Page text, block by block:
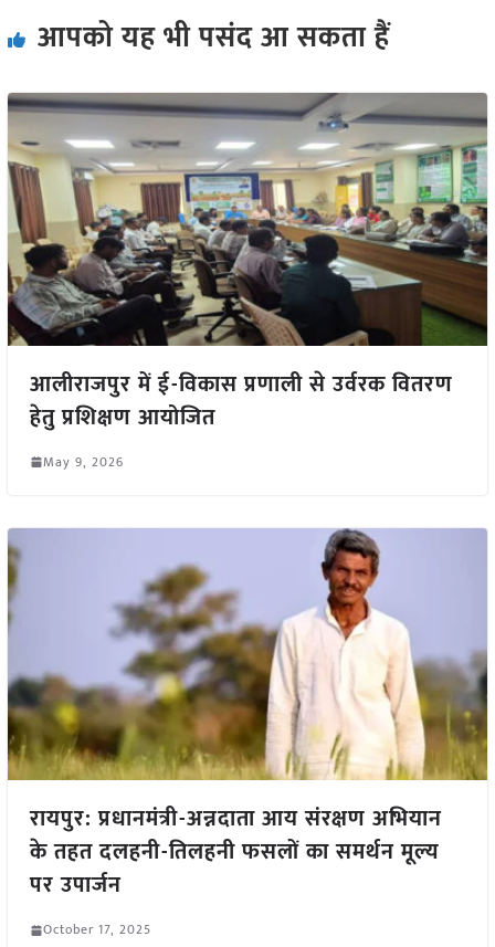
आपको यह भी पसंद आ सकता हैं
आलीराजपुर में ई-विकास प्रणाली से उर्वरक वितरण
हेतु प्रशिक्षण आयोजित
May 9, 2026
रायपुर: प्रधानमंत्री-अन्नदाता आय संरक्षण अभियान
के तहत दलहनी-तिलहनी फसलों का समर्थन मूल्य
पर उपार्जन
October 17, 2025